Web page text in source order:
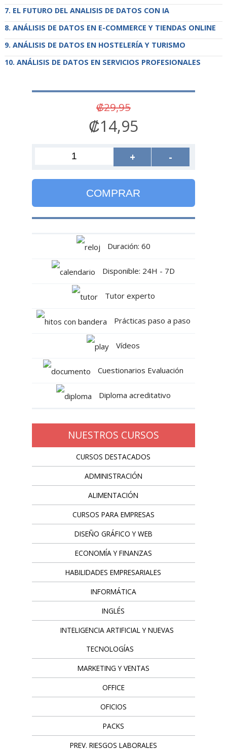
EL FUTURO DEL ANALISIS DE DATOS CON IA
ANÁLISIS DE DATOS EN E-COMMERCE Y TIENDAS ONLINE
ANÁLISIS DE DATOS EN HOSTELERÍA Y TURISMO
ANÁLISIS DE DATOS EN SERVICIOS PROFESIONALES
₡29,95
₡14,95
+ -
COMPRAR
Duración: 60
Disponible: 24H - 7D
Tutor experto
Prácticas paso a paso
Vídeos
Cuestionarios Evaluación
Diploma acreditativo
NUESTROS CURSOS
CURSOS DESTACADOS
ADMINISTRACIÓN
ALIMENTACIÓN
CURSOS PARA EMPRESAS
DISEÑO GRÁFICO Y WEB
ECONOMÍA Y FINANZAS
HABILIDADES EMPRESARIALES
INFORMÁTICA
INGLÉS
INTELIGENCIA ARTIFICIAL Y NUEVAS
TECNOLOGÍAS
MARKETING Y VENTAS
OFFICE
OFICIOS
PACKS
PREV. RIESGOS LABORALES